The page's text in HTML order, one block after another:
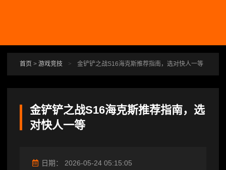
首页 > 游戏竞技 > 金铲铲之战S16海克斯推荐指南，选对快人一等
金铲铲之战S16海克斯推荐指南，选
对快人一等
日期： 2026-05-24 05:15:05